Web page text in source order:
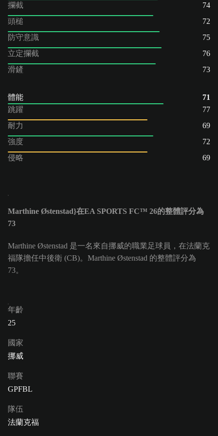
攔截
74
頭槌
72
防守意識
75
立定攔截
76
滑鏟
73
體能
71
跳躍
77
耐力
69
強度
72
侵略
69
Marthine Østenstad}在EA SPORTS FC™ 26的整體評分為
73
Marthine Østenstad 是一名來自挪威的職業足球員，在法蘭克
福隊擔任中後衛 (CB)。Marthine Østenstad 的整體評分為
73。
年齡
25
國家
挪威
聯賽
GPFBL
隊伍
法蘭克福